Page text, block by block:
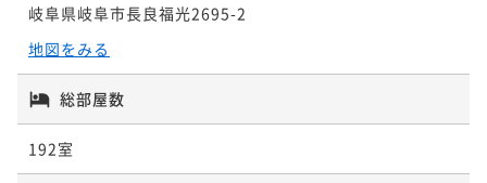
岐阜県岐阜市長良福光2695-2
地図をみる
総部屋数
192室